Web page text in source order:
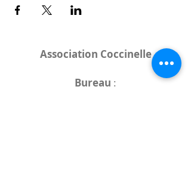
Association Coccinelle
Bureau :